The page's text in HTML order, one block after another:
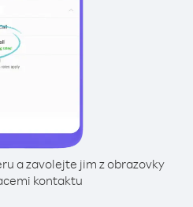
a zavolejte jim z obrazovky
kontaktu